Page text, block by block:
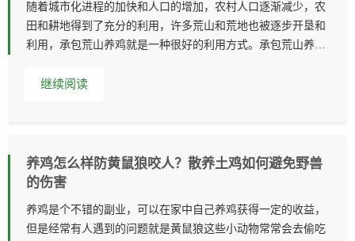
随着城市化进程的加快和人口的增加，农村人口逐渐减少，农
田和耕地得到了充分的利用，许多荒山和荒地也被逐步开垦和
利用，承包荒山养鸡就是一种很好的利用方式。承包荒山养鸡
继续阅读
养鸡怎么样防黄鼠狼咬人？散养土鸡如何避免野兽
的伤害
养鸡是个不错的副业，可以在家中自己养鸡获得一定的收益，
但是经常有人遇到的问题就是黄鼠狼这些小动物常常会去偷吃